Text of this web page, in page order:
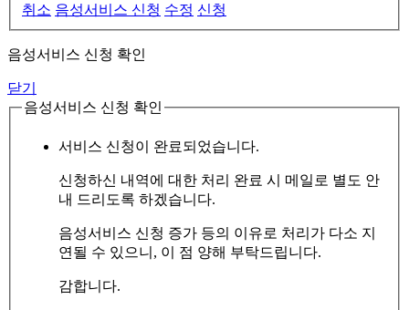
취소 음성서비스 신청 수정 신청
음성서비스 신청 확인
닫기
음성서비스 신청 확인
서비스 신청이 완료되었습니다.
신청하신 내역에 대한 처리 완료 시 메일로 별도 안
내 드리도록 하겠습니다.
음성서비스 신청 증가 등의 이유로 처리가 다소 지
연될 수 있으니, 이 점 양해 부탁드립니다.
감합니다.